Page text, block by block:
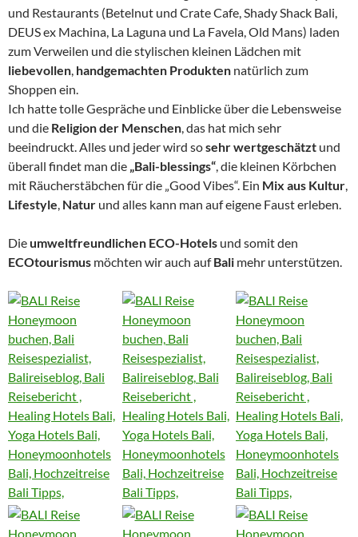
und Restaurants (Betelnut und Crate Cafe, Shady Shack Bali,
DEUS ex Machina, La Laguna und La Favela, Old Mans) laden
zum Verweilen und die stylischen kleinen Lädchen mit
liebevollen handgemachten Produkten natürlich zum
Shoppen ein.
Ich hatte tolle Gespräche und Einblicke über die Lebensweise
und die Religion der Menschen , das hat mich sehr
beeindruckt. Alles und jeder wird sosehr wertgeschätzt und
überall findet man die „Bali-blessings“ , die kleinen Körbchen
mit Räucherstäbchen für die „Good Vibes“. Ein Mix aus Kultur
Lifestyle Natur und alles kann man auf eigene Faust erleben.
Dieumweltfreundlichen ECO-Hotels und somit den
ECOtourismus möchten wir auch aufBali mehr unterstützen.